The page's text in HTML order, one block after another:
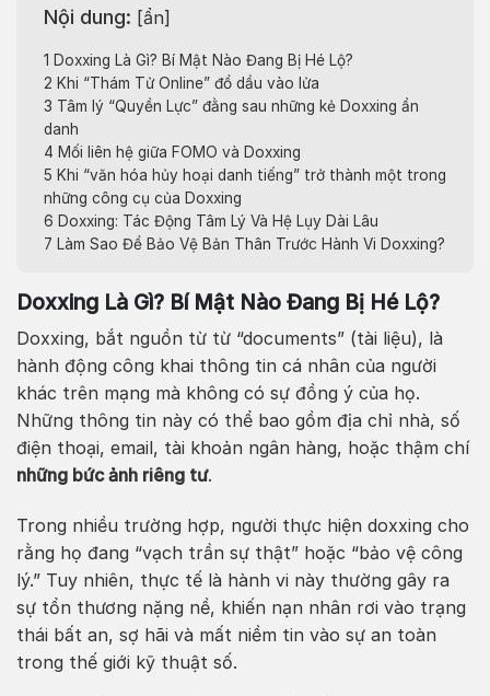
Nội dung: [ẩn]
1 Doxxing Là Gì? Bí Mật Nào Đang Bị Hé Lộ?
2 Khi “Thám Tử Online” đổ dầu vào lửa
3 Tâm lý “Quyền Lực” đằng sau những kẻ Doxxing ẩn
danh
4 Mối liên hệ giữa FOMO và Doxxing
5 Khi “văn hóa hủy hoại danh tiếng” trở thành một trong
những công cụ của Doxxing
6 Doxxing: Tác Động Tâm Lý Và Hệ Lụy Dài Lâu
7 Làm Sao Để Bảo Vệ Bản Thân Trước Hành Vi Doxxing?
Doxxing Là Gì? Bí Mật Nào Đang Bị Hé Lộ?
Doxxing, bắt nguồn từ từ “documents” (tài liệu), là
hành động công khai thông tin cá nhân của người
khác trên mạng mà không có sự đồng ý của họ.
Những thông tin này có thể bao gồm địa chỉ nhà, số
điện thoại, email, tài khoản ngân hàng, hoặc thậm chí
những bức ảnh riêng tư.
Trong nhiều trường hợp, người thực hiện doxxing cho
rằng họ đang “vạch trần sự thật” hoặc “bảo vệ công
lý.” Tuy nhiên, thực tế là hành vi này thường gây ra
sự tổn thương nặng nề, khiến nạn nhân rơi vào trạng
thái bất an, sợ hãi và mất niềm tin vào sự an toàn
trong thế giới kỹ thuật số.